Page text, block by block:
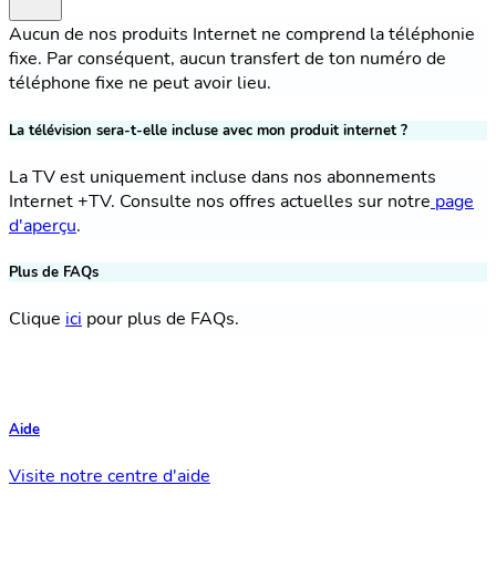
Aucun de nos produits Internet ne comprend la téléphonie
fixe. Par conséquent, aucun transfert de ton numéro de
téléphone fixe ne peut avoir lieu.
La télévision sera-t-elle incluse avec mon produit internet ?
La TV est uniquement incluse dans nos abonnements
Internet +TV. Consulte nos offres actuelles sur notre page
d'aperçu.
Plus de FAQs
Clique ici pour plus de FAQs.
Aide
Visite notre centre d'aide